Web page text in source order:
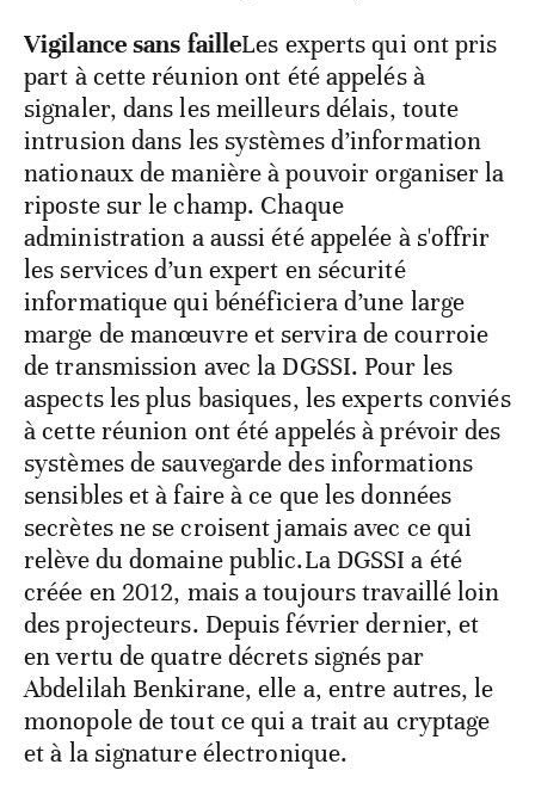
Vigilance sans failleLes experts qui ont pris
part à cette réunion ont été appelés à
signaler, dans les meilleurs délais, toute
intrusion dans les systèmes d’information
nationaux de manière à pouvoir organiser la
riposte sur le champ. Chaque
administration a aussi été appelée à s'offrir
les services d’un expert en sécurité
informatique qui bénéficiera d’une large
marge de manœuvre et servira de courroie
de transmission avec la DGSSI. Pour les
aspects les plus basiques, les experts conviés
à cette réunion ont été appelés à prévoir des
systèmes de sauvegarde des informations
sensibles et à faire à ce que les données
secrètes ne se croisent jamais avec ce qui
relève du domaine public.La DGSSI a été
créée en 2012, mais a toujours travaillé loin
des projecteurs. Depuis février dernier, et
en vertu de quatre décrets signés par
Abdelilah Benkirane, elle a, entre autres, le
monopole de tout ce qui a trait au cryptage
et à la signature électronique.